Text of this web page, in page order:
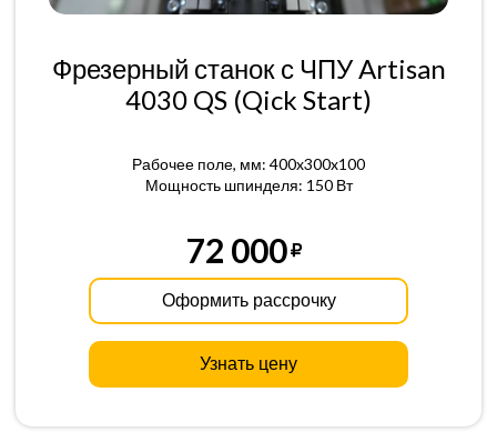
Фрезерный станок с ЧПУ Artisan
4030 QS (Qick Start)
Рабочее поле, мм: 400x300x100
Мощность шпинделя: 150 Вт
72 000
Оформить рассрочку
Узнать цену